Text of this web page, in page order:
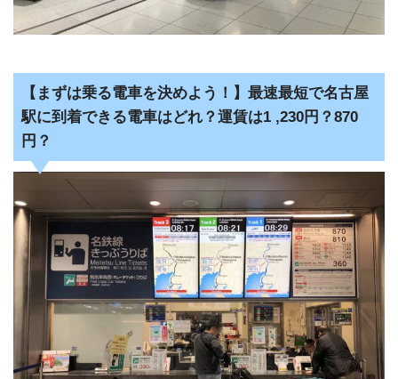
【まずは乗る電車を決めよう！】最速最短で名古屋
駅に到着できる電車はどれ？運賃は1 ,230円？870
円？